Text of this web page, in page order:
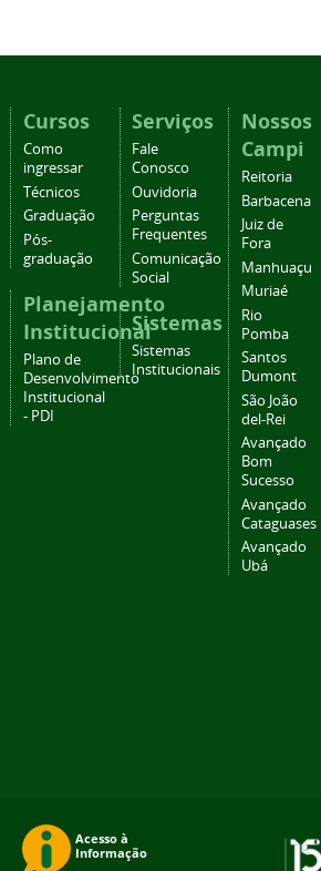
Cursos
Como
ingressar
Técnicos
Graduação
Pós-
graduação
Planejamento
Institucional
Plano de
Desenvolvimento
Institucional
- PDI
Serviços
Fale
Conosco
Ouvidoria
Perguntas
Frequentes
Comunicação
Social
Sistemas
Sistemas
Institucionais
Nossos
Campi
Reitoria
Barbacena
Juiz de
Fora
Manhuaçu
Muriaé
Rio
Pomba
Santos
Dumont
São João
del-Rei
Avançado
Bom
Sucesso
Avançado
Cataguases
Avançado
Ubá